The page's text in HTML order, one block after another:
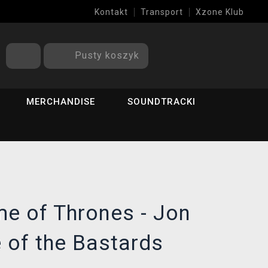
Kontakt Transport Xzone Klub
Pusty koszyk
MERCHANDISE SOUNDTRACKI
of Thrones - Jon
of the Bastards